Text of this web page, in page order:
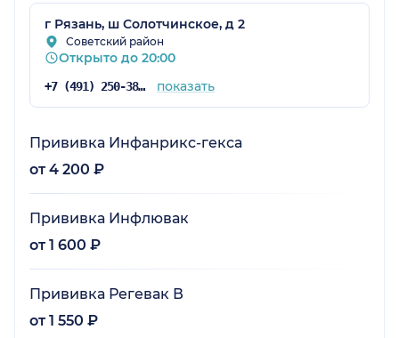
г Рязань, ш Солотчинское, д 2
Советский район
Открыто до 20:00
+7 (491) 250-38-03 показать
Прививка Инфанрикс-гекса
от 4 200 ₽
Прививка Инфлювак
от 1 600 ₽
Прививка Регевак В
от 1 550 ₽